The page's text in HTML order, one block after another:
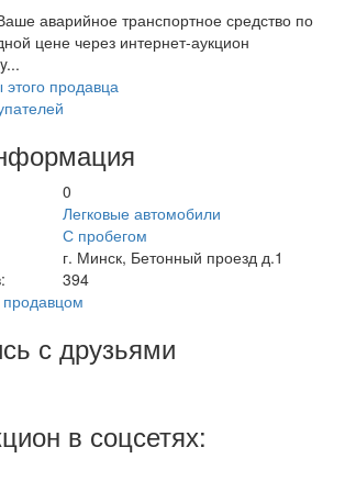
аварийное транспортное средство по
цене через интернет-аукцион
продавца
0
Легковые автомобили
С пробегом
г. Минск, Бетонный проезд д.1
394
продавцом
с друзьями
в соцсетях: